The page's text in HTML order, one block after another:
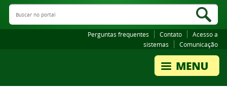
Buscar no portal
Perguntas frequentes Contato
Acesso a
sistemas
Comunicação